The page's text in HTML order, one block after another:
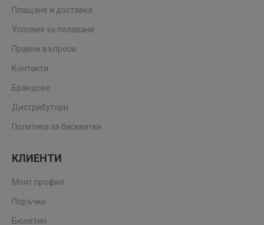
Плащане и доставка
Условия за ползване
Правни въпроси
Контакти
Брандове
Дистрибутори
Политика за бисквитки
КЛИЕНТИ
Моят профил
Поръчки
Бюлетин